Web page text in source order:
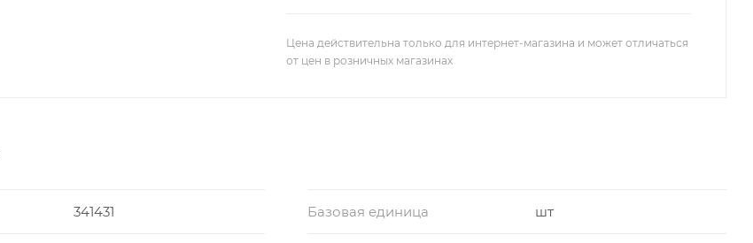
Цена действительна только для интернет-магазина и может отличаться
от цен в розничных магазинах
341431 Базовая единица шт